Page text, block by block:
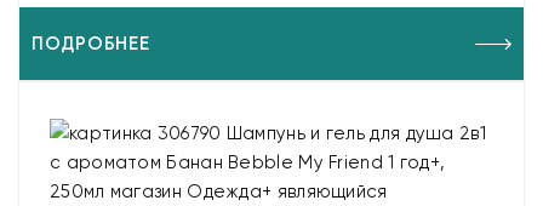
ПОДРОБНЕЕ